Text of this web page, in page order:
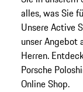
alles, was Sie
Unsere Active
unser Angebot
Herren.
Porsche
Online Shop.